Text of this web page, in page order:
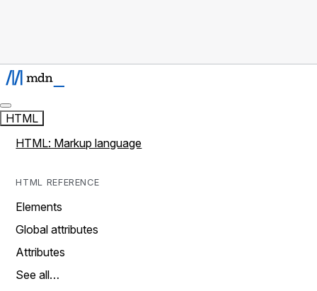
HTML
HTML: Markup language
HTML REFERENCE
Elements
Global attributes
Attributes
See all…